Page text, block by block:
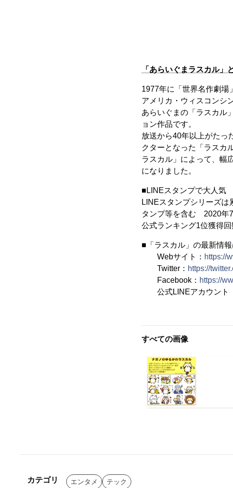
「あらいぐまラスカル」
1977年に「世界名作劇場
アメリカ・ウィスコンシ
あらいぐまの「ラスカル
ョン作品です。
放送から40年以上がたっ
クターとなった「ラスカ
ラスカル」によって、幅
になりました。
■LINEスタンプで大人気
LINEスタンプシリーズは
タンプ等を含む 2020年7
公式ランキング1位獲得回
■「ラスカル」の最新情
Webサイト： https://
Twitter： https://
Facebook： https://
公式LINEアカウン
すべての画像
カテゴリ エンタメ テック